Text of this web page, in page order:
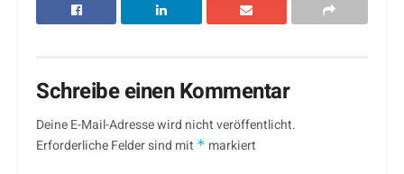
Schreibe einen Kommentar
Deine E-Mail-Adresse wird nicht veröffentlicht.
Erforderliche Felder sind mit * markiert